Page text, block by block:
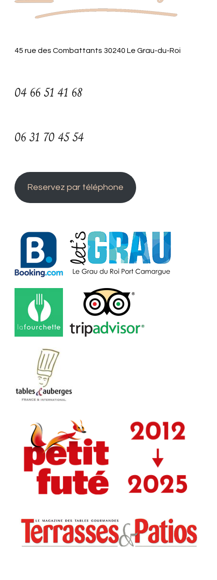
45 rue des Combattants 30240 Le Grau-du-Roi
04 66 51 41 68
06 31 70 45 54
Reservez par téléphone